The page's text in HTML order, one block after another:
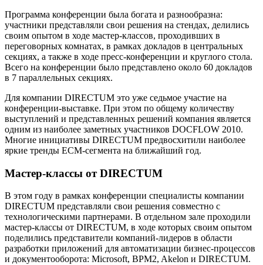
Программа конференции была богата и разнообразна:
участники представляли свои решения на стендах, делились
своим опытом в ходе мастер-классов, проходивших в
переговорных комнатах, в рамках докладов в центральных
секциях, а также в ходе пресс-конференции и круглого стола.
Всего на конференции было представлено около 60 докладов
в 7 параллельных секциях.
Для компании DIRECTUM это уже седьмое участие на
конференции-выставке. При этом по общему количеству
выступлений и представленных решений компания является
одним из наиболее заметных участников DOCFLOW 2010.
Многие инициативы DIRECTUM предвосхитили наиболее
яркие тренды ECM-сегмента на ближайший год.
Мастер-классы от DIRECTUM
В этом году в рамках конференции специалисты компании
DIRECTUM представляли свои решения совместно с
технологическими партнерами. В отдельном зале проходили
мастер-классы от DIRECTUM, в ходе которых своим опытом
поделились представители компаний-лидеров в области
разработки приложений для автоматизации бизнес-процессов
и документооборота: Microsoft, BPM2, Akelon и DIRECTUM.